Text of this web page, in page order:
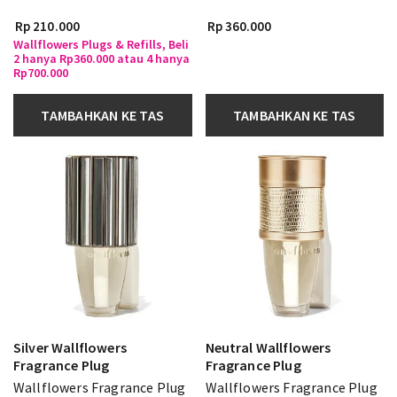
Rp 210.000
Wallflowers Plugs & Refills, Beli
2 hanya Rp360.000 atau 4 hanya
Rp700.000
TAMBAHKAN KE TAS
Rp 360.000
TAMBAHKAN KE TAS
Silver Wallflowers
Fragrance Plug
Wallflowers Fragrance Plug
Neutral Wallflowers
Fragrance Plug
Wallflowers Fragrance Plug